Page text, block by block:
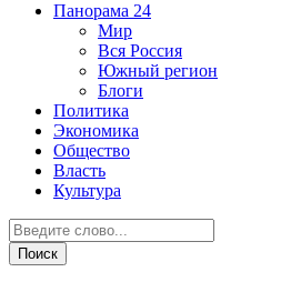
Панорама 24
Мир
Вся Россия
Южный регион
Блоги
Политика
Экономика
Общество
Власть
Культура